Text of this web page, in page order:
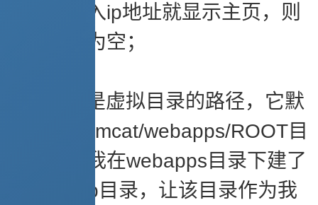
你要只输入ip地址就显示主页，则
该键值留为空；
docBase是虚拟目录的路径，它默
认的是$tomcat/webapps/ROOT目
录，现在我在webapps目录下建了
一个myjsp目录，让该目录作为我